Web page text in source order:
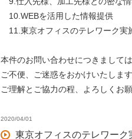
10.WEBを活用した情報提供
11.東京オフィスのテレワーク実
本件のお問い合わせにつきまして
ご不便、ご迷惑をおかけいたしま
ご理解とご協力の程、よろしくお
2020/04/01
東京オフィスのテレワーク